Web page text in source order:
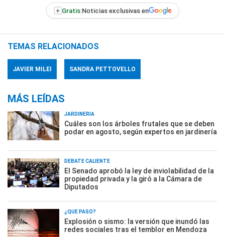
+ Gratis:Noticias exclusivas en
TEMAS RELACIONADOS
JAVIER MILEI SANDRA PETTOVELLO
MÁS LEÍDAS
JARDINERÍA
Cuáles son los árboles frutales que se deben
podar en agosto, según expertos en jardinería
DEBATE CALIENTE
El Senado aprobó la ley de inviolabilidad de la
propiedad privada y la giró a la Cámara de
Diputados
¿QUÉ PASÓ?
Explosión o sismo: la versión que inundó las
redes sociales tras el temblor en Mendoza